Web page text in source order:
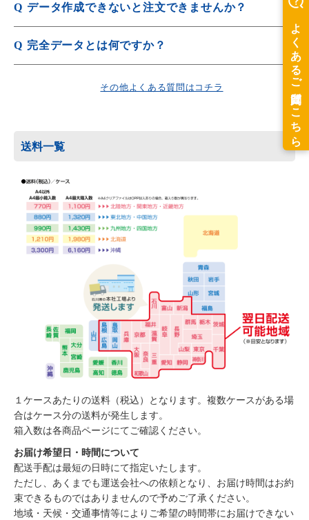
発送先ごとの送料は
配送・送料について
をご覧くださ
その他、振込み手数料等はお客様ご負担となります。
Q データ作成できないと注文できませんか？
A
詳しくは
データ作成代行サービス
Q 完全データとは何ですか？
A
入稿されたデータに手を加えることなく印刷できるデータ
のことを指します。その他よくある質問はコチラ
送料一覧
１ケースあたりの送料（税込）となります。複数ケースがある場
合はケース分の送料が発生します。
箱入数は各商品ページにてご確認ください。
お届け希望日・時間について
配送手配は最短の日時にて指定いたします。
ただし、あくまでも運送会社への依頼となり、お届け時間はお約
束できるものではありませんので予めご了承ください。
地域・天候・交通事情等によりご希望の時間帯にお届けできない